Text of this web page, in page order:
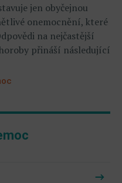
jen obyčejnou
onemocnění, které
na nejčastější
přináší následující